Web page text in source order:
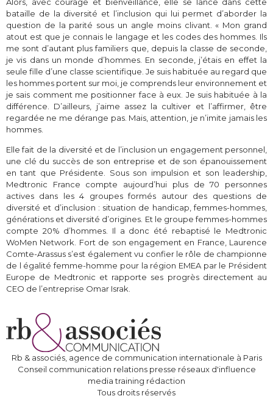
bataille de la diversité et l’inclusion qui lui permet d’aborder la
question de la parité sous un angle moins clivant. « Mon grand
atout est que je connais le langage et les codes des hommes. Ils
me sont d’autant plus familiers que, depuis la classe de seconde,
je vis dans un monde d’hommes. En seconde, j’étais en effet la
seule fille d’une classe scientifique. Je suis habituée au regard que
les hommes portent sur moi, je comprends leur environnement et
je sais comment me positionner face à eux. Je suis habituée à la
différence. D’ailleurs, j’aime assez la cultiver et l’affirmer, être
regardée ne me dérange pas. Mais, attention, je n’imite jamais les
hommes.
Elle fait de la diversité et de l’inclusion un engagement personnel,
une clé du succès de son entreprise et de son épanouissement
en tant que Présidente. Sous son impulsion et son leadership,
Medtronic France compte aujourd’hui plus de 70 personnes
actives dans les 4 groupes formés autour des questions de
diversité et d’inclusion : situation de handicap, femmes-hommes,
générations et diversité d’origines. Et le groupe femmes-hommes
compte 20% d’hommes. Il a donc été rebaptisé le Medtronic
WoMen Network. Fort de son engagement en France, Laurence
Comte-Arassus s’est également vu confier le rôle de championne
de l égalité femme-homme pour la région EMEA par le Président
Europe de Medtronic et rapporte ses progrès directement au
CEO de l’entreprise Omar Israk.
Rb & associés, agence de communication internationale à Paris
Conseil communication relations presse réseaux d'influence
media training rédaction
Tous droits réservés